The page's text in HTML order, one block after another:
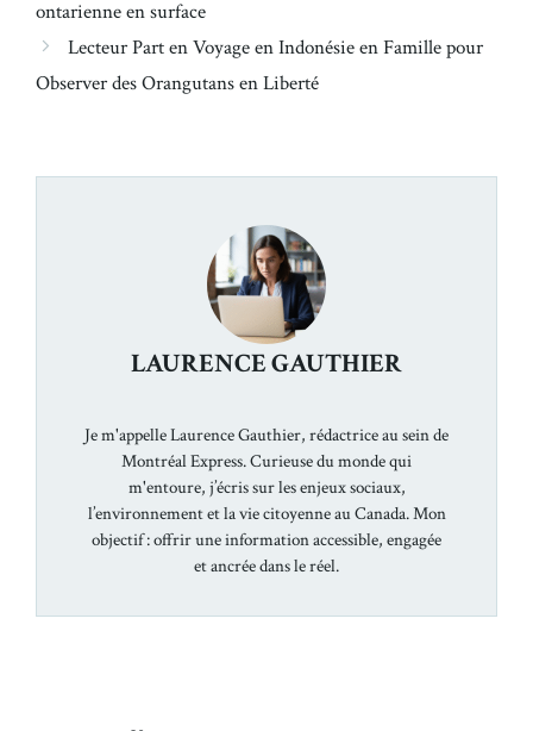
ontarienne en surface
Lecteur Part en Voyage en Indonésie en Famille pour
Observer des Orangutans en Liberté
LAURENCE GAUTHIER
Je m'appelle Laurence Gauthier, rédactrice au sein de
Montréal Express. Curieuse du monde qui
m'entoure, j’écris sur les enjeux sociaux,
l’environnement et la vie citoyenne au Canada. Mon
objectif : offrir une information accessible, engagée
et ancrée dans le réel.